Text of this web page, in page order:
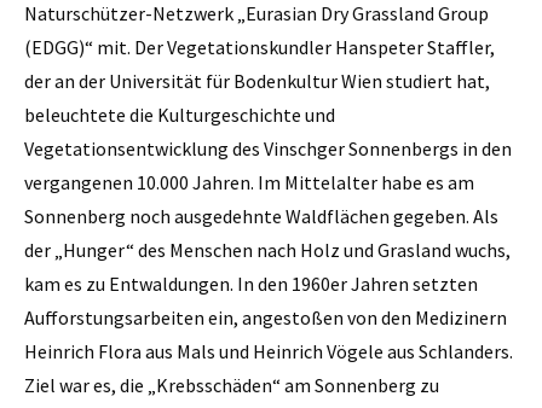
Naturschützer-Netzwerk „Eurasian Dry Grassland Group
(EDGG)“ mit. Der Vegetationskundler Hanspeter Staffler,
der an der Universität für Bodenkultur Wien studiert hat,
beleuchtete die Kulturgeschichte und
Vegetationsentwicklung des Vinschger Sonnenbergs in den
vergangenen 10.000 Jahren. Im Mittelalter habe es am
Sonnenberg noch ausgedehnte Waldflächen gegeben. Als
der „Hunger“ des Menschen nach Holz und Grasland wuchs,
kam es zu Entwaldungen. In den 1960er Jahren setzten
Aufforstungsarbeiten ein, angestoßen von den Medizinern
Heinrich Flora aus Mals und Heinrich Vögele aus Schlanders.
Ziel war es, die „Krebsschäden“ am Sonnenberg zu